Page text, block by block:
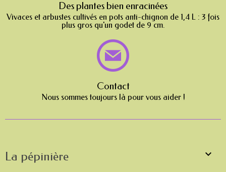
Des plantes bien enracinées
Vivaces et arbustes cultivés en pots anti-chignon de 1,4 L : 3 fois
plus gros qu'un godet de 9 cm.
Contact
Nous sommes toujours là pour vous aider !
La pépinière 